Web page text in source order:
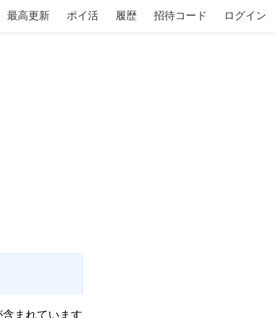
最高更新 ポイ活 履歴 招待コード ログイン
まれています